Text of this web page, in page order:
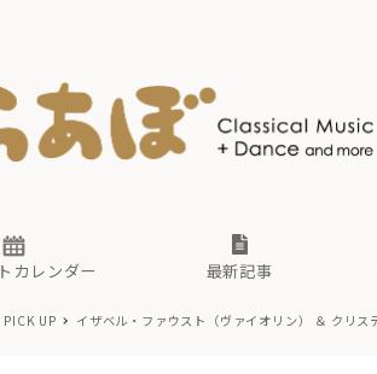
カレンダー 最新記事
古楽とその先と
無料ライブ配
あ か さ
PICK UP イザベル・ファウスト（ヴァイオリン） ＆ クリス